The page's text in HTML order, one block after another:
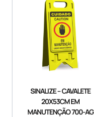
SINALIZE – CAVALETE
20X53CM EM
MANUTENÇÃO 700-AG